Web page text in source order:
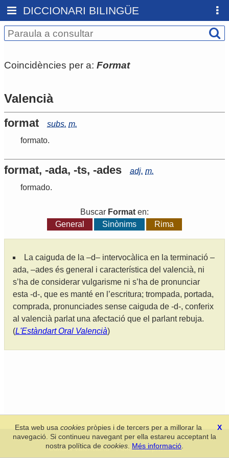
DICCIONARI BILINGÜE
Coincidències per a: Format
Valencià
format subs. m.
formato.
format, -ada, -ts, -ades adj. m.
formado.
Buscar Format en:
General
Sinònims Rima
La caiguda de la –d– intervocàlica en la terminació –
ada, –ades és general i característica del valencià, ni
s’ha de considerar vulgarisme ni s’ha de pronunciar
esta -d-, que es manté en l’escritura; trompada, portada,
comprada, pronunciades sense caiguda de -d-, conferix
al valencià parlat una afectació que el parlant rebuja.
(L'Estàndart Oral Valencià)
Secció de Llengua i Lliteratura Valencianes-Real Acadèmia de
Cultura Valenciana-Política de privacitat
X
Esta web usacookies pròpies i de tercers per a millorar la
navegació. Si continueu navegant per ella estareu acceptant la
nostra política de cookies Més informació